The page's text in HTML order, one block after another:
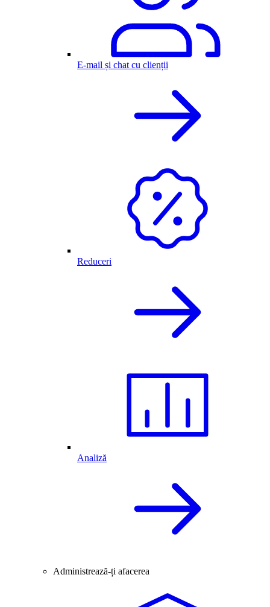
E-mail și chat cu clienții
Reduceri
Analiză
Administrează-ți afacerea